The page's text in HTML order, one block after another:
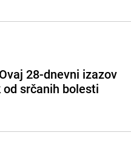
28-dnevni izazov
srčanih bolesti